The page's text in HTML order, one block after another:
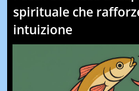
spirituale che
intuizione